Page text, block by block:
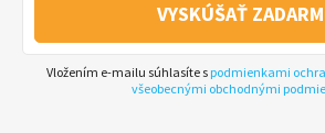
VYSKÚŠAŤ
Vložením e-mailu súhlasíte s podmienkami
všeobecnými obchodnými